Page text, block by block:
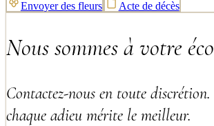
Envoyer des fleurs Acte de décès
Nous sommes à votre
Contactez-nous en toute discrétion.
chaque adieu mérite le meilleur.